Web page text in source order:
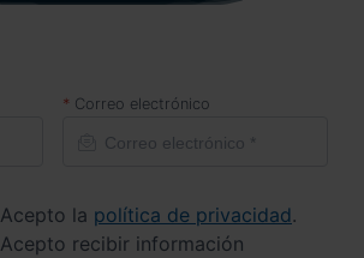
Correo electrónico
Acepto la política de privacidad.
Acepto recibir información